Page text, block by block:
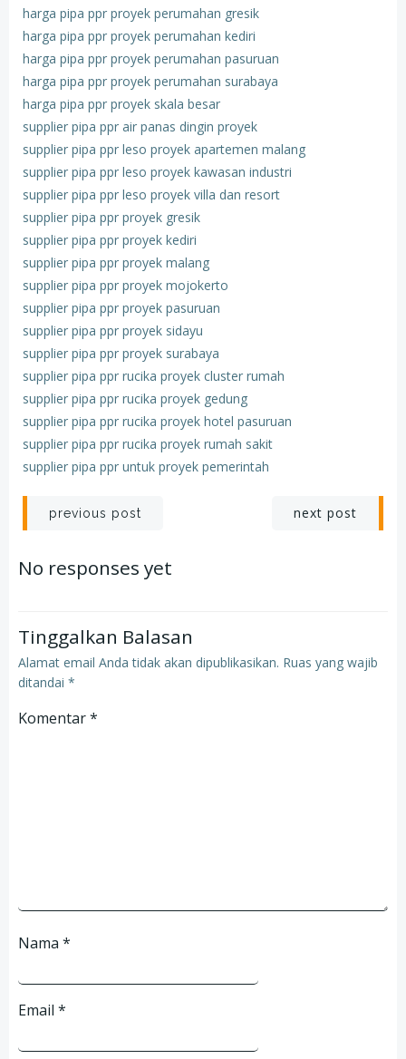
harga pipa ppr proyek perumahan gresik
harga pipa ppr proyek perumahan kediri
harga pipa ppr proyek perumahan pasuruan
harga pipa ppr proyek perumahan surabaya
harga pipa ppr proyek skala besar
supplier pipa ppr air panas dingin proyek
supplier pipa ppr leso proyek apartemen malang
supplier pipa ppr leso proyek kawasan industri
supplier pipa ppr leso proyek villa dan resort
supplier pipa ppr proyek gresik
supplier pipa ppr proyek kediri
supplier pipa ppr proyek malang
supplier pipa ppr proyek mojokerto
supplier pipa ppr proyek pasuruan
supplier pipa ppr proyek sidayu
supplier pipa ppr proyek surabaya
supplier pipa ppr rucika proyek cluster rumah
supplier pipa ppr rucika proyek gedung
supplier pipa ppr rucika proyek hotel pasuruan
supplier pipa ppr rucika proyek rumah sakit
supplier pipa ppr untuk proyek pemerintah
Post
navigation
previous post next post
No responses yet
Tinggalkan Balasan
Alamat email Anda tidak akan dipublikasikan. Ruas yang wajib
ditandai *
Komentar*
Nama *
Email *